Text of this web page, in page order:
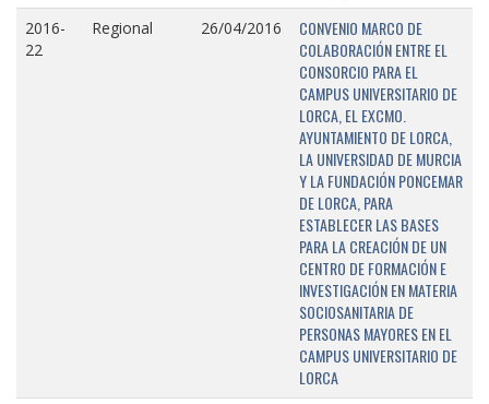
2016-
22
Regional 26/04/2016
CONVENIO MARCO DE
COLABORACIÓN ENTRE EL
CONSORCIO PARA EL
CAMPUS UNIVERSITARIO DE
LORCA, EL EXCMO.
AYUNTAMIENTO DE LORCA,
LA UNIVERSIDAD DE MURCIA
Y LA FUNDACIÓN PONCEMAR
DE LORCA, PARA
ESTABLECER LAS BASES
PARA LA CREACIÓN DE UN
CENTRO DE FORMACIÓN E
INVESTIGACIÓN EN MATERIA
SOCIOSANITARIA DE
PERSONAS MAYORES EN EL
CAMPUS UNIVERSITARIO DE
LORCA